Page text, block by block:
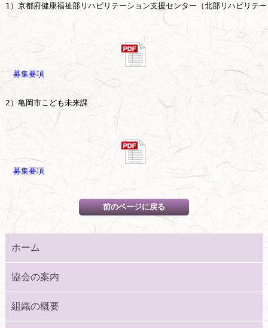
1）京都府健康福祉部リハビリテーション支援センター（北部リハビリテ
募集要項
2）亀岡市こども未来課
募集要項
ホーム
協会の案内
組織の概要